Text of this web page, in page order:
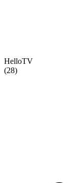
HelloTV
(28)